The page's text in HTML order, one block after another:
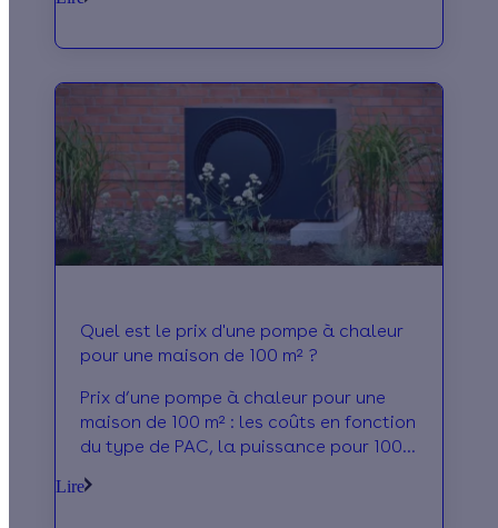
Quel est le prix d'une pompe à chaleur
pour une maison de 100 m² ?
Prix d’une pompe à chaleur pour une
maison de 100 m² : les coûts en fonction
du type de PAC, la puissance pour 100
Lire